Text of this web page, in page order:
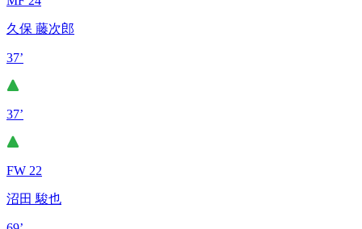
久保 藤次郎
37’
37’
FW 22
沼田 駿也